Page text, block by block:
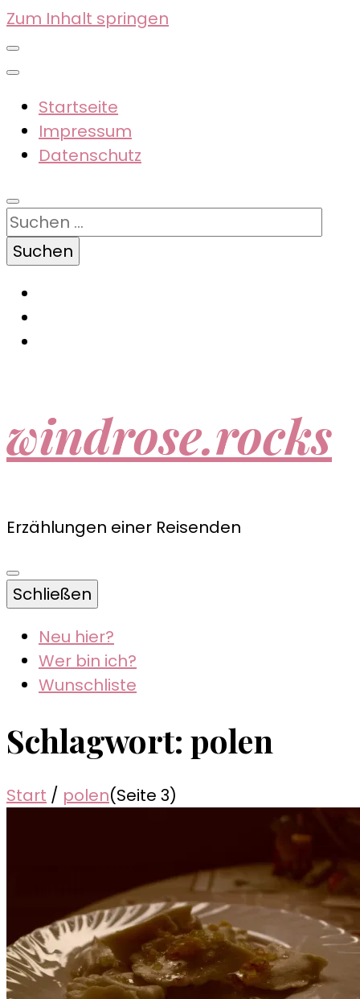
Zum Inhalt springen
Startseite
Impressum
Datenschutz
Suchen
nach:
windrose.rocks
Erzählungen einer Reisenden
Schließen
Neu hier?
Wer bin ich?
Wunschliste
Schlagwort: polen
Start / polen(Seite 3)